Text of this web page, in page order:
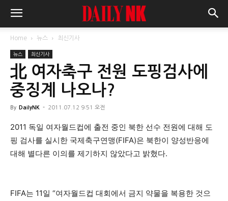
Home 뉴스 최신기사
뉴스 최신기사
北 여자축구 전원 도핑검사에
중징계 나오나?
By DailyNK - 2011.07.12 9:51 오전
2011 독일 여자월드컵에 출전 중인 북한 선수 전원에 대해 도
핑 검사를 실시한 국제축구연맹(FIFA)은 북한이 양성반응에
대해 별다른 이의를 제기하지 않았다고 밝혔다.
FIFA는 11일 “여자월드컵 대회에서 금지 약물을 복용한 것으